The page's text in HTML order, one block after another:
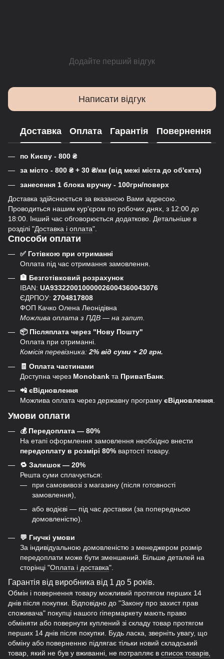
Додайте перший відгук
Написати відгук
Доставка Оплата Гарантія Повернення
по Києву - 800 ₴
за місто - 800 ₴ + 30 ₴/км (від межі міста до об'єкта)
занесення 1 блока вручну - 100грн/поверх
Доставка здійснюється за вказаною Вами адресою.
Проводиться нашим кур'єром по робочих днях, з 12:00 до
18:00. Інший час обговорюється додатково. Детальніше в
розділі "Доставка і оплата".
Способи оплати
✅ Готівкою при отриманні
Оплата під час отримання замовлення.
🏦 Безготівковий розрахунок
IBAN: UA933220010000026004360043076
ЄДРПОУ: 2704817808
ФОП Качко Олена Леонідівна
Можлива оплата з ПДВ — на запит.
📦 Післяплата через "Нову Пошту"
Оплата при отриманні.
Комісія перевізника:2% від суми + 20 грн.
🧾 Оплата частинами
Доступна через Monobank та ПриватБанк
📲 єВідновлення
Можлива оплата через державну програму єВідновлення
Умови оплати
💰 Передоплата — 80%
На етапі оформлення замовлення необхідно внести
передоплату в розмірі 80% вартості товару.
🔁 Залишок — 20%
Решта суми сплачується:
при самовивозі з магазину (після готовності
замовлення),
або водієві — під час доставки (за попередньою
домовленістю).
💬 Гнучкі умови
За індивідуальною домовленістю з менеджером розмір
передоплати може бути зменшений. Більше деталей на
сторінці "Оплата і доставка".
Гарантія від виробника від 1 до 5 років.
Обмін і повернення товару можливий протягом перших 14
днів після покупки. Відповідно до "Закону про захист прав
споживача" покупці нашого гіпермаркету мають право
обміняти або повернути куплений зі складу товар протягом
перших 14 днів після покупки. Будь ласка, зверніть увагу, що
обміну або поверненню підлягає тільки новий складський
товар, який не був у вживанні, не потрапляє в список товарів,